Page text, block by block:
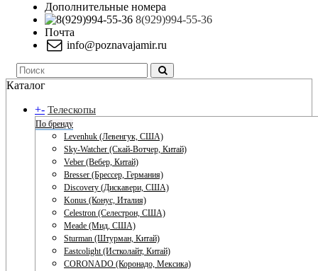
Дополнительные номера
8(929)994-55-36
Почта
info@poznavajamir.ru
Каталог
+- Телескопы
По бренду
Levenhuk (Левенгук, США)
Sky-Watcher (Скай-Вотчер, Китай)
Veber (Вебер, Китай)
Bresser (Брессер, Германия)
Discovery (Дискавери, США)
Konus (Конус, Италия)
Celestron (Селестрон, США)
Meade (Мид, США)
Sturman (Штурман, Китай)
Eastcolight (Истколайт, Китай)
CORONADO (Коронадо, Мексика)